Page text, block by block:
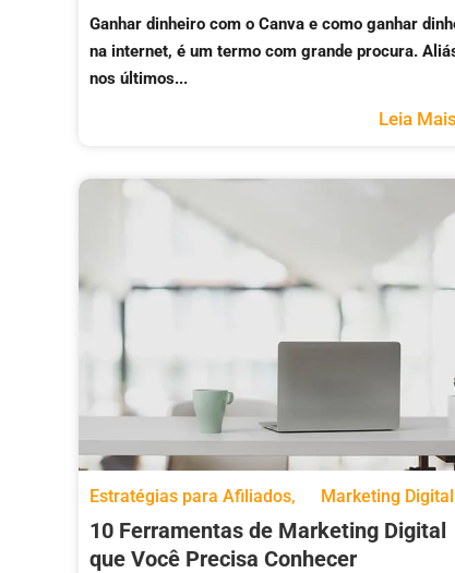
Ganhar dinheiro com o Canva e como ganhar
na internet, é um termo com grande procura.
nos últimos...
Leia Mais
Estratégias para Afiliados, Marketing Digital
10 Ferramentas de Marketing Digital
que Você Precisa Conhecer